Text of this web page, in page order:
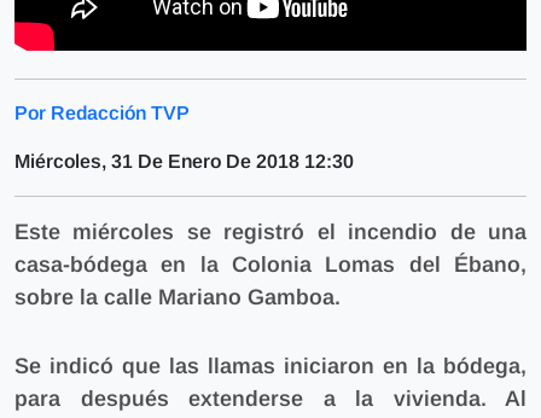
Por Redacción TVP
Miércoles, 31 De Enero De 2018 12:30
Este miércoles se registró el incendio de una
casa-bódega en la Colonia Lomas del Ébano,
sobre la calle Mariano Gamboa.
Se indicó que las llamas iniciaron en la bódega,
para después extenderse a la vivienda. Al